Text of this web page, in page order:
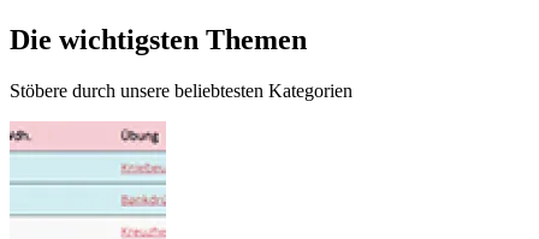
Die wichtigsten Themen
Stöbere durch unsere beliebtesten Kategorien